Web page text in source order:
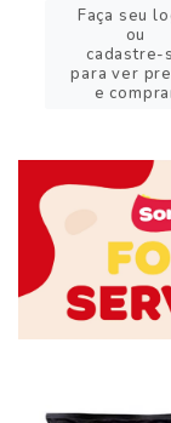
Faça seu
ou
cadastre-
para ver
e